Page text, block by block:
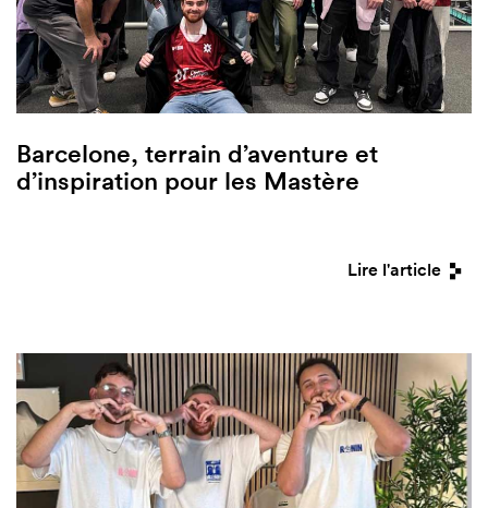
Barcelone, terrain d’aventure et
d’inspiration pour les Mastère
Lire l'article